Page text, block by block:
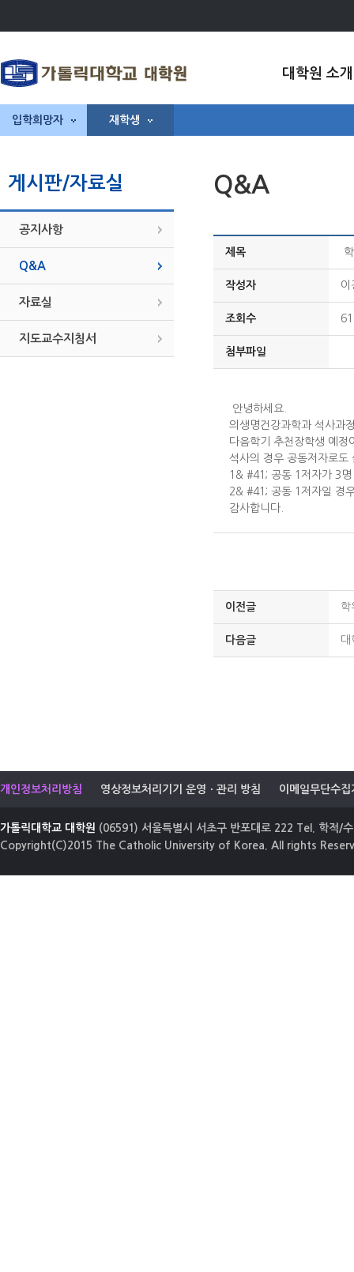
대학원 소개
입학희망자 재학생
게시판/자료실
공지사항
Q&A
자료실
지도교수지침서
Q&A
제목
작성자 이
조회수
첨부파일
안녕하세요.
의생명건강과학과 석사과
다음학기 추천장학생 예정
석사의 경우 공동저자로도
1& #41; 공동 1저자가 3
2& #41; 공동 1저자일 경
감사합니다.
이전글 학
다음글 대
개인정보처리방침 영상정보처리기기 운영ㆍ관리 방침 이메일무단수집
가톨릭대학교 대학원 (06591) 서울특별시 서초구 반포대로 222 Tel. 학적/
Copyright(C)2015 The Catholic University of Korea. All rights